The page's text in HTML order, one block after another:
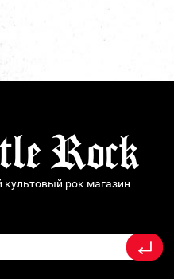
культовый рок магазин